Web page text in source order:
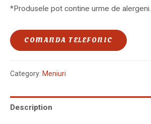
*Produsele pot contine urme de alergeni.
COMANDA TELEFONIC
Category: Meniuri
Description